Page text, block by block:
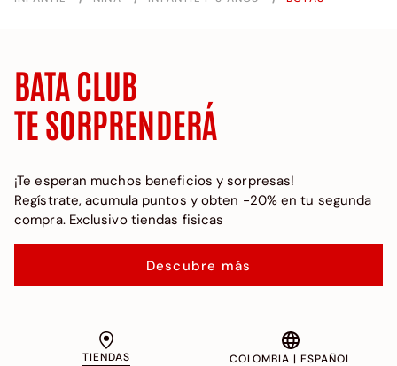
BATA CLUB
TE SORPRENDERÁ
¡Te esperan muchos beneficios y sorpresas!
Regístrate, acumula puntos y obten -20% en tu segunda
compra. Exclusivo tiendas fisicas
Descubre más
TIENDAS COLOMBIA | ESPAÑOL